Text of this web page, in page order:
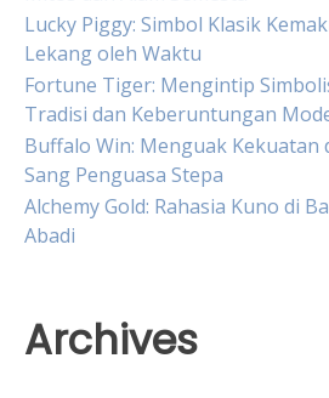
Lucky Piggy: Simbol Klasik
Lekang oleh Waktu
Fortune Tiger: Mengintip
Tradisi dan Keberuntungan
Buffalo Win: Menguak
Sang Penguasa Stepa
Alchemy Gold: Rahasia Kuno di
Abadi
Archives